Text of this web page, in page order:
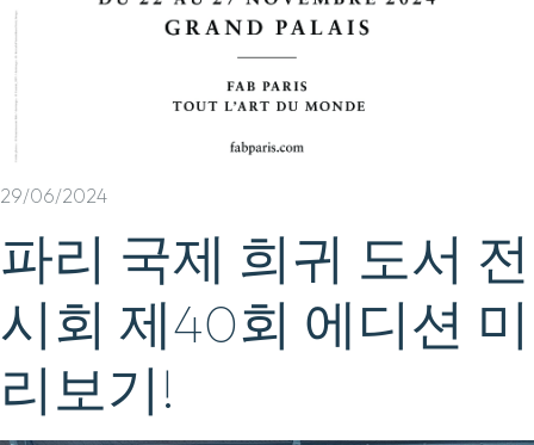
29/06/2024
파리 국제 희귀 도서 전
시회 제40회 에디션 미
리보기!